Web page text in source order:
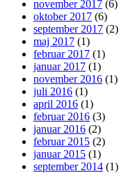
november 2017 (6)
oktober 2017 (6)
september 2017 (2)
maj 2017 (1)
februar 2017 (1)
januar 2017 (1)
november 2016 (1)
juli 2016 (1)
april 2016 (1)
februar 2016 (3)
januar 2016 (2)
februar 2015 (2)
januar 2015 (1)
september 2014 (1)